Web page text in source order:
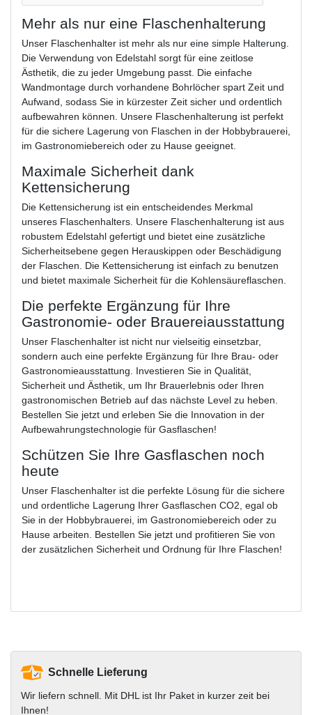
Mehr als nur eine Flaschenhalterung
Unser Flaschenhalter ist mehr als nur eine simple Halterung.
Die Verwendung von Edelstahl sorgt für eine zeitlose
Ästhetik, die zu jeder Umgebung passt. Die einfache
Wandmontage durch vorhandene Bohrlöcher spart Zeit und
Aufwand, sodass Sie in kürzester Zeit sicher und ordentlich
aufbewahren können. Unsere Flaschenhalterung ist perfekt
für die sichere Lagerung von Flaschen in der Hobbybrauerei,
im Gastronomiebereich oder zu Hause geeignet.
Maximale Sicherheit dank
Kettensicherung
Die Kettensicherung ist ein entscheidendes Merkmal
unseres Flaschenhalters. Unsere Flaschenhalterung ist aus
robustem Edelstahl gefertigt und bietet eine zusätzliche
Sicherheitsebene gegen Herauskippen oder Beschädigung
der Flaschen. Die Kettensicherung ist einfach zu benutzen
und bietet maximale Sicherheit für die Kohlensäureflaschen.
Die perfekte Ergänzung für Ihre
Gastronomie- oder Brauereiausstattung
Unser Flaschenhalter ist nicht nur vielseitig einsetzbar,
sondern auch eine perfekte Ergänzung für Ihre Brau- oder
Gastronomieausstattung. Investieren Sie in Qualität,
Sicherheit und Ästhetik, um Ihr Brauerlebnis oder Ihren
gastronomischen Betrieb auf das nächste Level zu heben.
Bestellen Sie jetzt und erleben Sie die Innovation in der
Aufbewahrungstechnologie für Gasflaschen!
Schützen Sie Ihre Gasflaschen noch
heute
Unser Flaschenhalter ist die perfekte Lösung für die sichere
und ordentliche Lagerung Ihrer Gasflaschen CO2, egal ob
Sie in der Hobbybrauerei, im Gastronomiebereich oder zu
Hause arbeiten. Bestellen Sie jetzt und profitieren Sie von
der zusätzlichen Sicherheit und Ordnung für Ihre Flaschen!
Schnelle Lieferung
Wir liefern schnell. Mit DHL ist Ihr Paket in kurzer zeit bei
Ihnen!